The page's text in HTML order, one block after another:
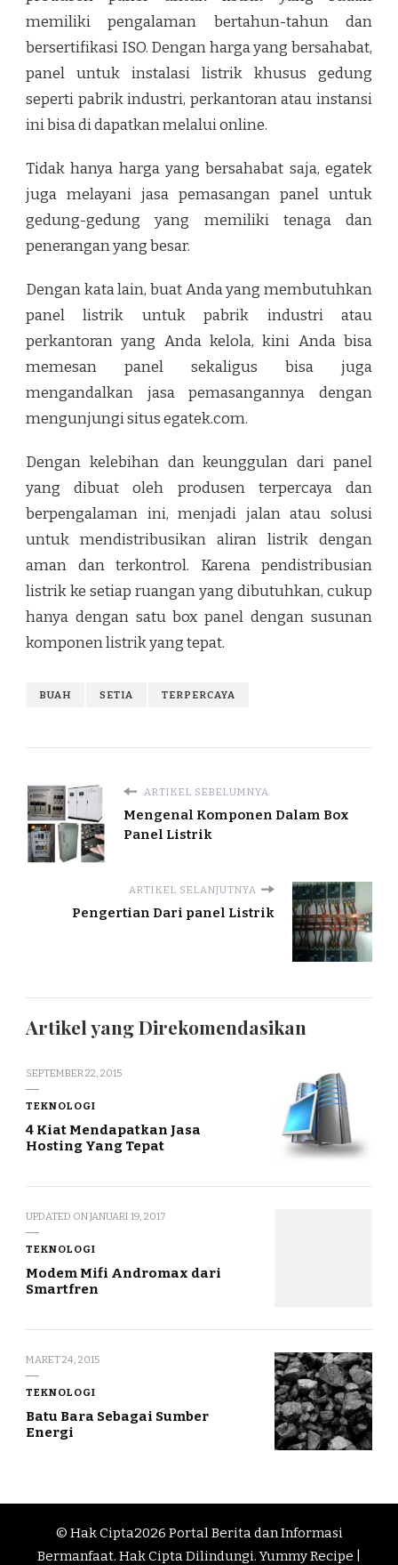
memiliki pengalaman bertahun-tahun dan
bersertifikasi ISO. Dengan harga yang bersahabat,
panel untuk instalasi listrik khusus gedung
seperti pabrik industri, perkantoran atau instansi
ini bisa di dapatkan melalui online.
Tidak hanya harga yang bersahabat saja, egatek
juga melayani jasa pemasangan panel untuk
gedung-gedung yang memiliki tenaga dan
penerangan yang besar.
Dengan kata lain, buat Anda yang membutuhkan
panel listrik untuk pabrik industri atau
perkantoran yang Anda kelola, kini Anda bisa
memesan panel sekaligus bisa juga
mengandalkan jasa pemasangannya dengan
mengunjungi situs egatek.com.
Dengan kelebihan dan keunggulan dari panel
yang dibuat oleh produsen terpercaya dan
berpengalaman ini, menjadi jalan atau solusi
untuk mendistribusikan aliran listrik dengan
aman dan terkontrol. Karena pendistribusian
listrik ke setiap ruangan yang dibutuhkan, cukup
hanya dengan satu box panel dengan susunan
komponen listrik yang tepat.
BUAH SETIA TERPERCAYA
ARTIKEL SEBELUMNYA
Mengenal Komponen Dalam Box
Panel Listrik
ARTIKEL SELANJUTNYA
Pengertian Dari panel Listrik
Artikel yang Direkomendasikan
SEPTEMBER 22, 2015
TEKNOLOGI
4 Kiat Mendapatkan Jasa
Hosting Yang Tepat
UPDATED ONJANUARI 19, 2017
TEKNOLOGI
Modem Mifi Andromax dari
Smartfren
MARET 24, 2015
TEKNOLOGI
Batu Bara Sebagai Sumber
Energi
© Hak Cipta2026 Portal Berita dan Informasi
Bermanfaat. Hak Cipta Dilindungi.Yummy Recipe |